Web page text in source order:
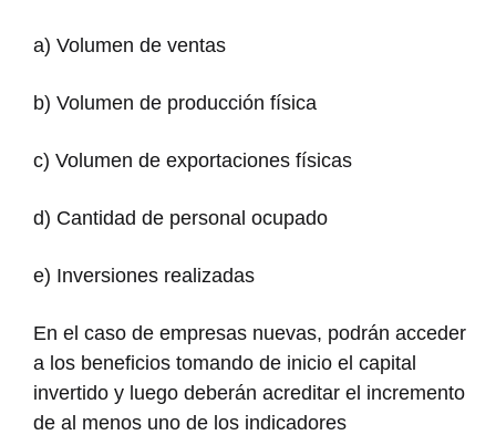
a) Volumen de ventas
b) Volumen de producción física
c) Volumen de exportaciones físicas
d) Cantidad de personal ocupado
e) Inversiones realizadas
En el caso de empresas nuevas, podrán acceder
a los beneficios tomando de inicio el capital
invertido y luego deberán acreditar el incremento
de al menos uno de los indicadores